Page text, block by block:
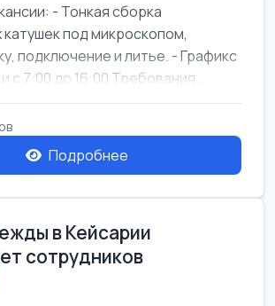
- Тонкая сборка
под микроскопом,
подключение и литье. - Графикс
с 7:00 до 16:00 Требования...
Подробнее
в Кейсарии
сотрудников